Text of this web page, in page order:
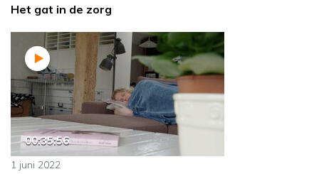
Het gat in de zorg
00:35:56
1 juni 2022